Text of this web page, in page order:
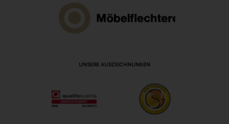
UNSERE AUSZEICHNUNGEN